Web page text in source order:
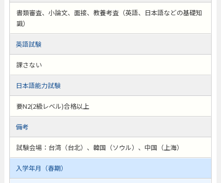
書類審査、小論文、面接、教養考査（英語、日本語などの基礎知
識）
英語試験
課さない
日本語能力試験
要N2(2級レベル)合格以上
備考
試験会場：台湾（台北）、韓国（ソウル）、中国（上海）
入学年月（春期）